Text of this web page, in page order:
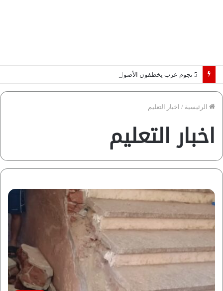
الرئيسية / اخبار التعليم
اخبار التعليم